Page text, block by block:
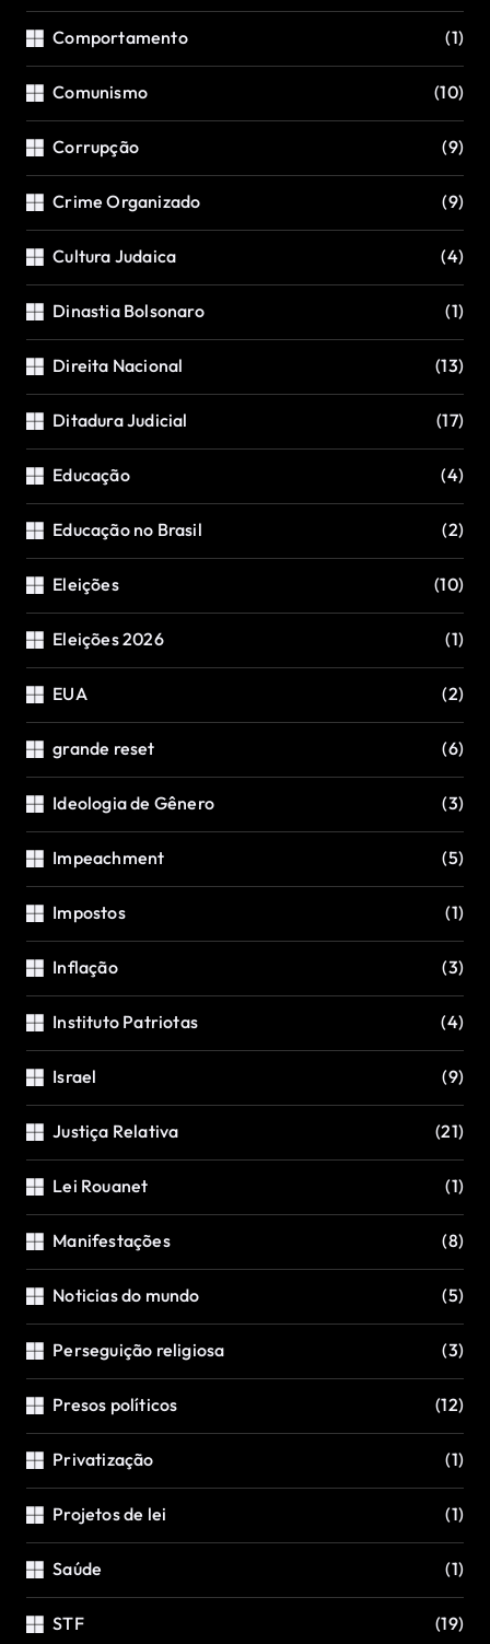
Comportamento (1)
Comunismo (10)
Corrupção (9)
Crime Organizado (9)
Cultura Judaica (4)
Dinastia Bolsonaro (1)
Direita Nacional (13)
Ditadura Judicial (17)
Educação (4)
Educação no Brasil (2)
Eleições (10)
Eleições 2026 (1)
EUA (2)
grande reset (6)
Ideologia de Gênero (3)
Impeachment (5)
Impostos (1)
Inflação (3)
Instituto Patriotas (4)
Israel (9)
Justiça Relativa (21)
Lei Rouanet (1)
Manifestações (8)
Noticias do mundo (5)
Perseguição religiosa (3)
Presos políticos (12)
Privatização (1)
Projetos de lei (1)
Saúde (1)
STF (19)